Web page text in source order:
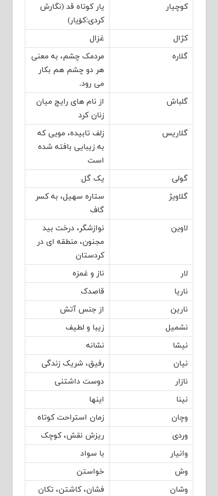
کوچیار
یار کوتاه قد (نگارش
کردی:کۆیار)
کژال
غزال
گلاره
مردمک چشم، به معنی
هر دو چشم هم بکار
می رود.
گلباش
از نام های رایج میان
زنان کرد
گلاریس
زلف تابیده، مویی که
به زیبایی بافته شده
است
گولی
یک گل
گلاویژ
ستاره سهیل، به کسر
گاف
لاوین
نوازشگر، درخت بید
مجنون، منطقه ای در
کردستان
لار
ناز و غمزه
ناریا
قاصدک
نارین
از جنس آتش
نشمیل
زیبا و لطیف
نیشا
نشانه
نیان
رفیق، شریک زندگی
نازار
دوست داشتنی
نینا
اینها
وچان
زمان استراحت کوتاه
وردی
ریزش نقش، کوچک
وانیار
با سواد
وش
خواستن
وشان
فشان، کاشتن، تکان